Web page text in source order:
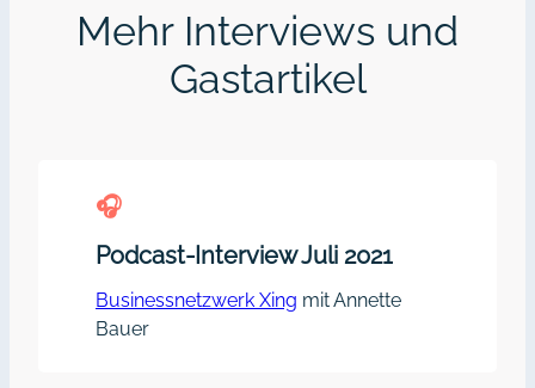
Mehr Interviews und
Gastartikel
🎧︎
Podcast-Interview Juli 2021
Businessnetzwerk Xing mit Annette
Bauer